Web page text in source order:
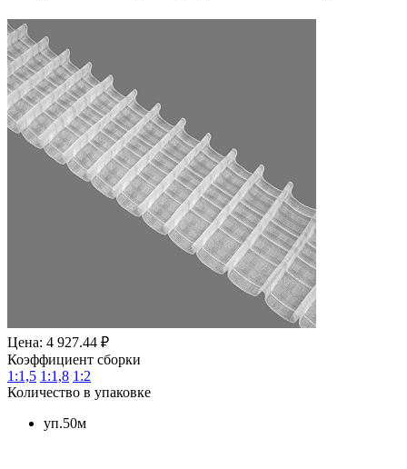
Цена: 4 927.44 ₽
Коэффициент сборки
1:1,5 1:1,8 1:2
Количество в упаковке
уп.50м